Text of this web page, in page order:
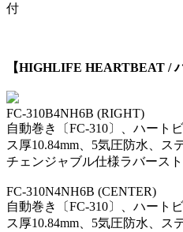
付
【HIGHLIFE HEARTBEAT /
FC-310B4NH6B (RIGHT)
自動巻き〔FC-310〕、ハート
ス厚10.84mm、5気圧防水、ス
チェンジャブル仕様ラバース
FC-310N4NH6B (CENTER)
自動巻き〔FC-310〕、ハート
ス厚10.84mm、5気圧防水、ス